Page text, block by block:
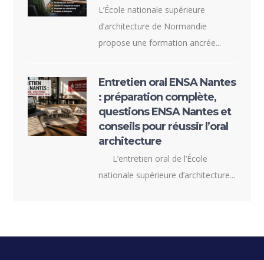
L’École nationale supérieure
d’architecture de Normandie
propose une formation ancrée...
Entretien oral ENSA Nantes
: préparation complète,
questions ENSA Nantes et
conseils pour réussir l’oral
architecture
L’entretien oral de l’École
nationale supérieure d’architecture...